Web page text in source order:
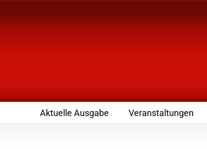
– Die Zeitschrift für Leute
Aktuelle Ausgabe Veranstaltungen